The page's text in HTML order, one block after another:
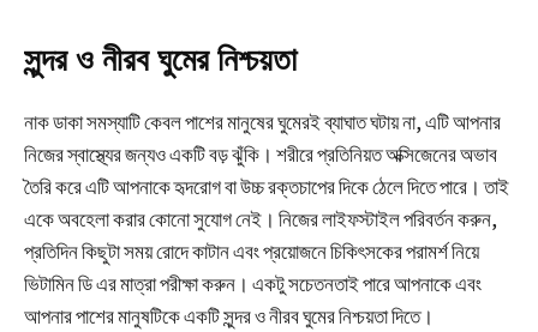
সুন্দর ও নীরব ঘুমের নিশ্চয়তা
নাক ডাকা সমস্যাটি কেবল পাশের মানুষের ঘুমেরই ব্যাঘাত ঘটায় না, এটি আপনার
নিজের স্বাস্থ্যের জন্যও একটি বড় ঝুঁকি। শরীরে প্রতিনিয়ত অক্সিজেনের অভাব
তৈরি করে এটি আপনাকে হৃদরোগ বা উচ্চ রক্তচাপের দিকে ঠেলে দিতে পারে। তাই
একে অবহেলা করার কোনো সুযোগ নেই। নিজের লাইফস্টাইল পরিবর্তন করুন,
প্রতিদিন কিছুটা সময় রোদে কাটান এবং প্রয়োজনে চিকিৎসকের পরামর্শ নিয়ে
ভিটামিন ডি এর মাত্রা পরীক্ষা করুন। একটু সচেতনতাই পারে আপনাকে এবং
আপনার পাশের মানুষটিকে একটি সুন্দর ও নীরব ঘুমের নিশ্চয়তা দিতে।